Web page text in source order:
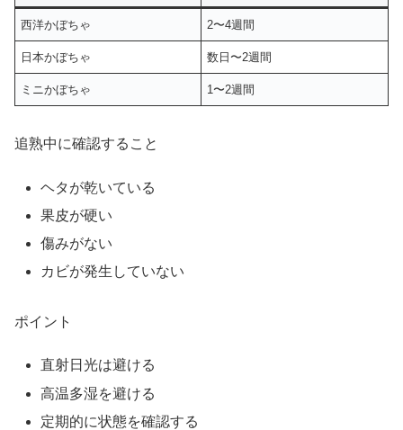
西洋かぼちゃ 2〜4週間
日本かぼちゃ 数日〜2週間
ミニかぼちゃ 1〜2週間
追熟中に確認すること
ヘタが乾いている
果皮が硬い
傷みがない
カビが発生していない
ポイント
直射日光は避ける
高温多湿を避ける
定期的に状態を確認する